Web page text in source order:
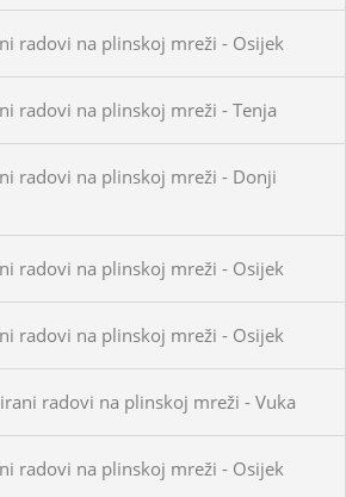
radovi na plinskoj mreži - Osijek
radovi na plinskoj mreži - Tenja
radovi na plinskoj mreži - Donji
radovi na plinskoj mreži - Osijek
radovi na plinskoj mreži - Osijek
radovi na plinskoj mreži - Vuka
radovi na plinskoj mreži - Osijek